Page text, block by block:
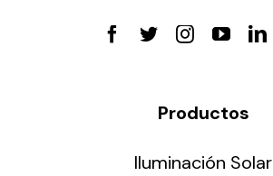
Productos
Iluminación Solar